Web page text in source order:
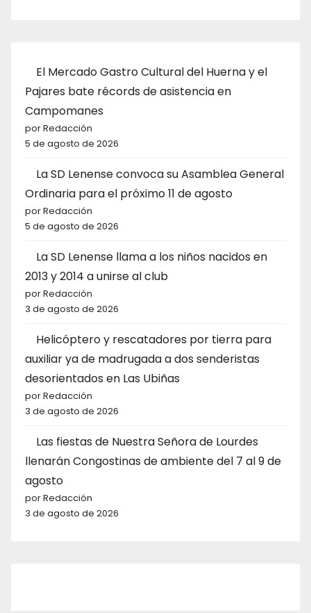
El Mercado Gastro Cultural del Huerna y el
Pajares bate récords de asistencia en
Campomanes
por Redacción
5 de agosto de 2026
La SD Lenense convoca su Asamblea General
Ordinaria para el próximo 11 de agosto
por Redacción
5 de agosto de 2026
La SD Lenense llama a los niños nacidos en
2013 y 2014 a unirse al club
por Redacción
3 de agosto de 2026
Helicóptero y rescatadores por tierra para
auxiliar ya de madrugada a dos senderistas
desorientados en Las Ubiñas
por Redacción
3 de agosto de 2026
Las fiestas de Nuestra Señora de Lourdes
llenarán Congostinas de ambiente del 7 al 9 de
agosto
por Redacción
3 de agosto de 2026